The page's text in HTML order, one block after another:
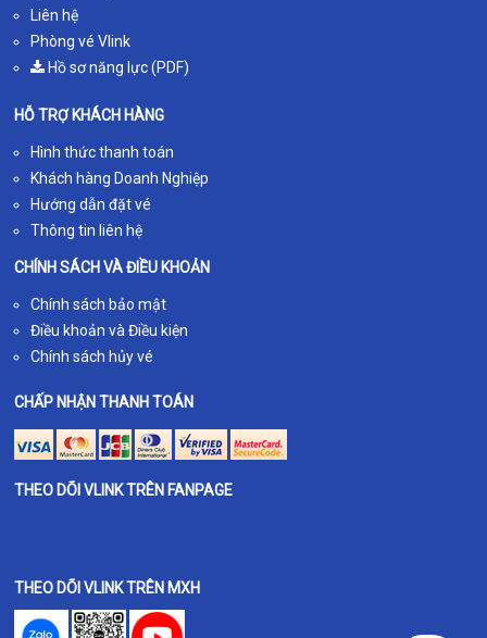
Liên hệ
Phòng vé Vlink
Hồ sơ năng lực (PDF)
HỖ TRỢ KHÁCH HÀNG
Hình thức thanh toán
Khách hàng Doanh Nghiệp
Hướng dẫn đặt vé
Thông tin liên hệ
CHÍNH SÁCH VÀ ĐIỀU KHOẢN
Chính sách bảo mật
Điều khoản và Điều kiện
Chính sách hủy vé
CHẤP NHẬN THANH TOÁN
THEO DÕI VLINK TRÊN FANPAGE
THEO DÕI VLINK TRÊN MXH